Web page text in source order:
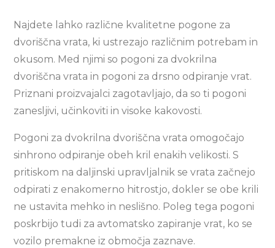
Najdete lahko različne kvalitetne pogone za
dvoriščna vrata, ki ustrezajo različnim potrebam in
okusom. Med njimi so pogoni za dvokrilna
dvoriščna vrata in pogoni za drsno odpiranje vrat.
Priznani proizvajalci zagotavljajo, da so ti pogoni
zanesljivi, učinkoviti in visoke kakovosti.
Pogoni za dvokrilna dvoriščna vrata omogočajo
sinhrono odpiranje obeh kril enakih velikosti. S
pritiskom na daljinski upravljalnik se vrata začnejo
odpirati z enakomerno hitrostjo, dokler se obe krili
ne ustavita mehko in neslišno. Poleg tega pogoni
poskrbijo tudi za avtomatsko zapiranje vrat, ko se
vozilo premakne iz območja zaznave.